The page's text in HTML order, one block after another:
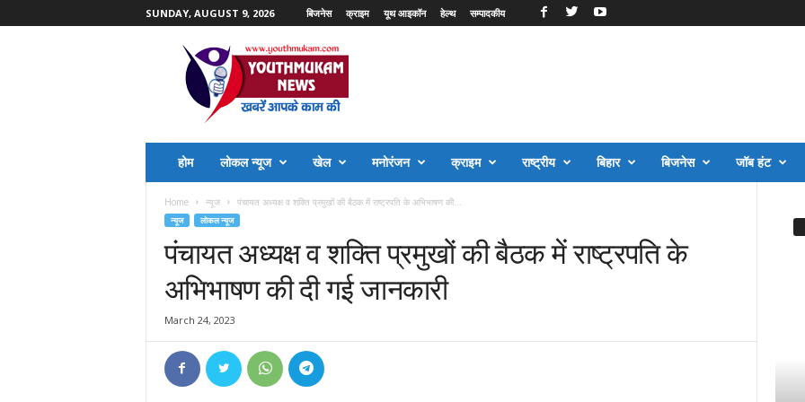
SUNDAY, AUGUST 9, 2026 बिजनेस क्राइम यूथ आइकॉन हेल्थ सम्पादकीय
होम लोकल न्यूज खेल मनोरंजन क्राइम राष्ट्रीय बिहार बिजनेस जॉब हंट
Home न्यूज पंचायत अध्यक्ष व शक्ति प्रमुखों की बैठक में राष्ट्रपति के अभिभाषण की...
न्यूज लोकल न्यूज
पंचायत अध्यक्ष व शक्ति प्रमुखों की बैठक में राष्ट्रपति के
अभिभाषण की दी गई जानकारी
March 24, 2023